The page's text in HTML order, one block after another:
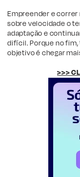
Empreender e correr
sobre velocidade o
adaptação e
difícil. Porque no
objetivo é chegar
>>>